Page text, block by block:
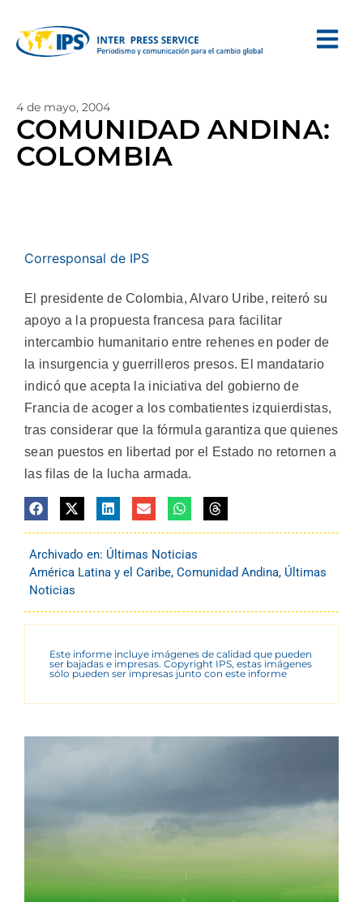
4 de mayo, 2004
COMUNIDAD ANDINA:
COLOMBIA
Corresponsal de IPS
El presidente de Colombia, Alvaro Uribe, reiteró su
apoyo a la propuesta francesa para facilitar
intercambio humanitario entre rehenes en poder de
la insurgencia y guerrilleros presos. El mandatario
indicó que acepta la iniciativa del gobierno de
Francia de acoger a los combatientes izquierdistas,
tras considerar que la fórmula garantiza que quienes
sean puestos en libertad por el Estado no retornen a
las filas de la lucha armada.
Archivado en: Últimas Noticias
América Latina y el Caribe, Comunidad Andina, Últimas
Noticias
Este informe incluye imágenes de calidad que pueden
ser bajadas e impresas. Copyright IPS, estas imágenes
sólo pueden ser impresas junto con este informe